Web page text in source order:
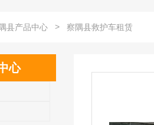
县产品中心 > 察隅县救护车租赁
心